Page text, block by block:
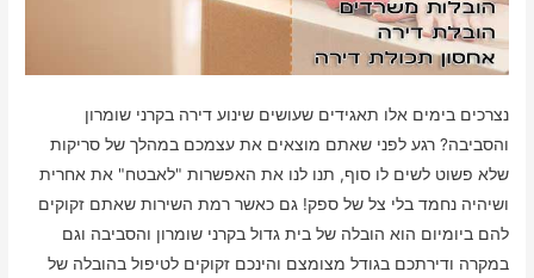
נצרכים בימים אלו תאגידים שעושים שינוע דירה בקרני שומרון
והסביבה? רגע לפני שאתם מוצאים את עצמכם במהלך של סריקות
שלא פשוט לשים לו סוף, תנו לנו את האפשרות "לאבטח" את אחרית
ושיהיה נחמד בלי צל של ספק! גם כאשר רמת השירות שאתם זקוקים
להם ביומיום הוא הובלה של בית גדול בקרני שומרון והסביבה וגם
במקרה ודירתכם בגודל מצומצם והינכם זקוקים לטיפול בהובלה של